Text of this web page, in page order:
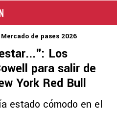
Mercado de pases 2026
Los
para salir de
York Red Bull
estado cómodo en el